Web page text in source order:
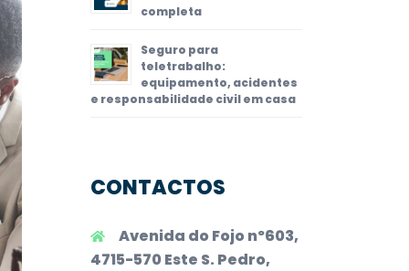
completa
Seguro para
teletrabalho:
equipamento, acidentes
e responsabilidade civil em casa
CONTACTOS
Avenida do Fojo nº603,
4715-570 Este S. Pedro,